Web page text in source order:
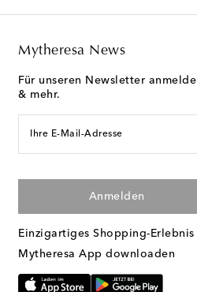
Mytheresa News
Für unseren Newsletter
& mehr.
Ihre E-Mail-Adresse
Anmelden
Einzigartiges Shopping-Erlebnis
Mytheresa App downloaden